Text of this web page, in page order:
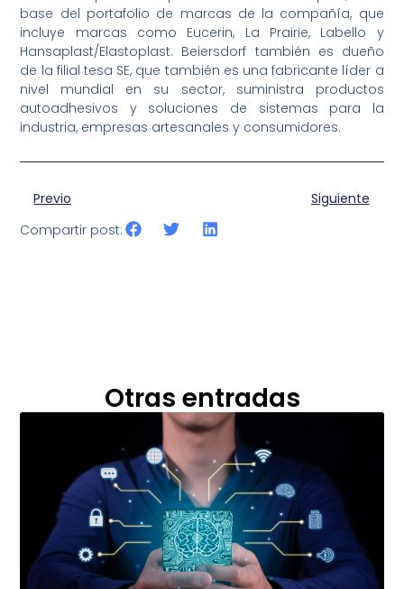
base del portafolio de marcas de la compañía, que
incluye marcas como Eucerin, La Prairie, Labello y
Hansaplast/Elastoplast. Beiersdorf también es dueño
de la filial tesa SE, que también es una fabricante líder a
nivel mundial en su sector, suministra productos
autoadhesivos y soluciones de sistemas para la
industria, empresas artesanales y consumidores.
Previo
Siguiente
Compartir post:
Otras entradas